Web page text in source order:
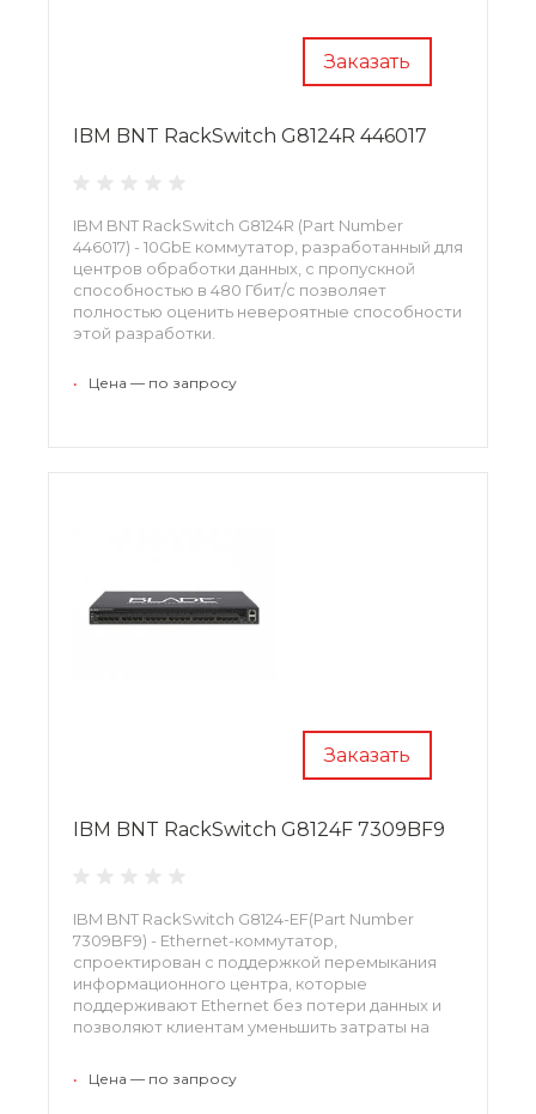
Заказать
IBM BNT RackSwitch G8124R 446017
IBM BNT RackSwitch G8124R (Part Number
446017) - 10GbE коммутатор, разработанный для
центров обработки данных, с пропускной
способностью в 480 Гбит/с позволяет
полностью оценить невероятные способности
этой разработки.
• Цена — по запросу
Заказать
IBM BNT RackSwitch G8124F 7309BF9
IBM BNT RackSwitch G8124-EF(Part Number
7309BF9) - Ethernet-коммутатор,
спроектирован с поддержкой перемыкания
информационного центра, которые
поддерживают Ethernet без потери данных и
позволяют клиентам уменьшить затраты на
шлюзовым устройствам верхнего уровня.
• Цена — по запросу